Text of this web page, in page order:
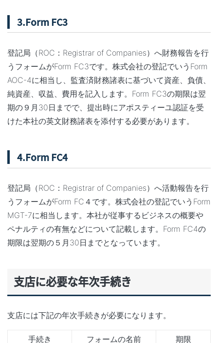
3.Form FC3
登記局（ROC：Registrar of Companies）へ財務報告を行
うフォームがForm FC3です。株式会社の登記でいうForm
AOC-4に相当し、監査済財務諸表に基づいて資産、負債、
純資産、収益、費用を記入します。Form FC3の期限は翌
期の９月30日までで、提出時にアポスティーユ認証を受
けた本社の英文財務諸表を添付する必要があります。
4.Form FC4
登記局（ROC：Registrar of Companies）へ活動報告を行
うフォームがForm FC４です。株式会社の登記でいうForm
MGT-7に相当します。本社が従事するビジネスの概要や
ペナルティの有無などについて記載します。Form FC4の
期限は翌期の５月30日までとなっています。
支店に必要な年次手続き
支店には下記の年次手続きが必要になります。
手続き フォームの名前 期限